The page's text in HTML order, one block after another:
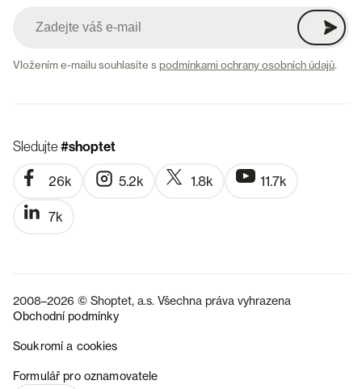
Vložením e-mailu souhlasíte spodmínkami ochrany osobních údajů.
Sledujte#shoptet
26k 5.2k 1.8k 11.7k
7k
2008–2026 © Shoptet, a.s. Všechna práva vyhrazena
Obchodní podmínky
Soukromí a cookies
Formulář pro oznamovatele